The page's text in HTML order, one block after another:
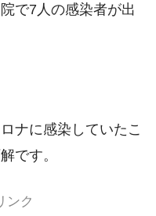
で7人の感染者が出
ナに感染していたこ
です。
ンク